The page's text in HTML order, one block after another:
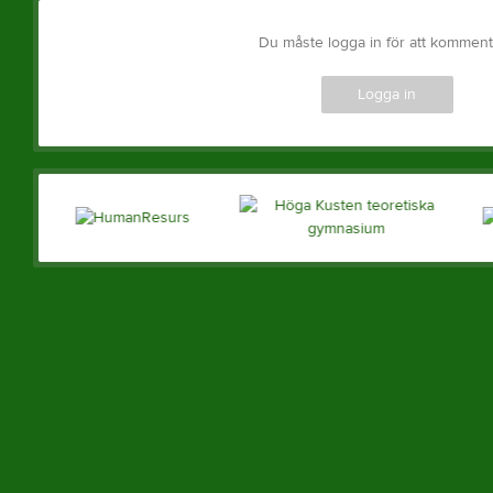
Du måste logga in för att
Logga in